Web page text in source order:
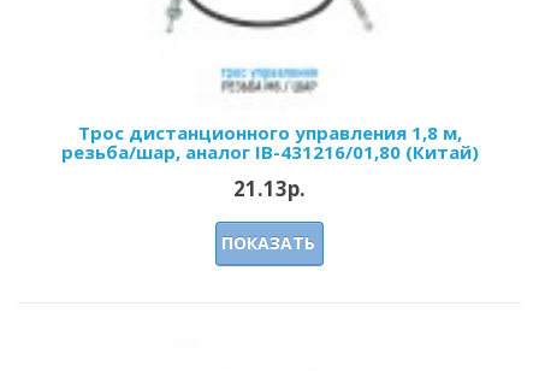
Трос дистанционного управления 1,8 м,
резьба/шар, аналог IB-431216/01,80 (Китай)
21.13р.
ПОКАЗАТЬ